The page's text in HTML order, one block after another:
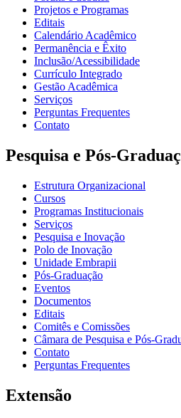
Projetos e Programas
Editais
Calendário Acadêmico
Permanência e Êxito
Inclusão/Acessibilidade
Currículo Integrado
Gestão Acadêmica
Serviços
Perguntas Frequentes
Contato
Pesquisa e Pós-
Estrutura Organizacional
Cursos
Programas Institucionais
Serviços
Pesquisa e Inovação
Polo de Inovação
Unidade Embrapii
Pós-Graduação
Eventos
Documentos
Editais
Comitês e Comissões
Câmara de Pesquisa e Pós-
Contato
Perguntas Frequentes
Extensão